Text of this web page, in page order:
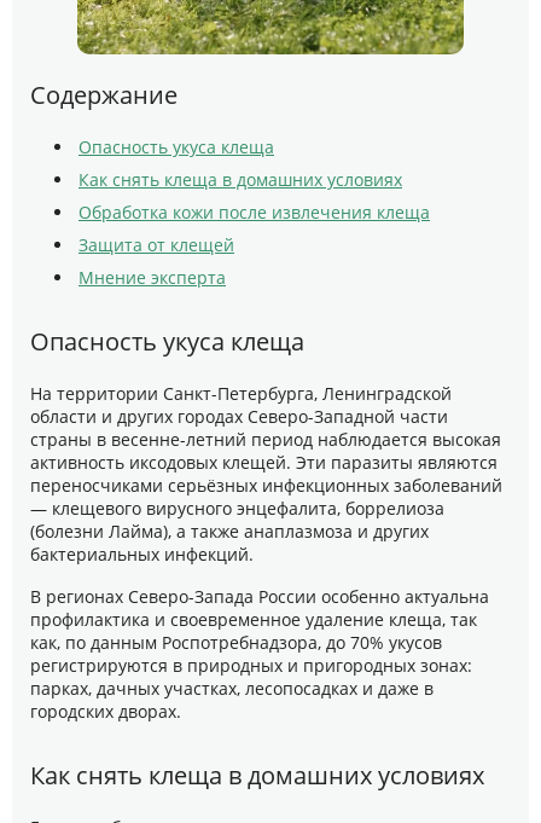
Содержание
Опасность укуса клеща
Как снять клеща в домашних условиях
Обработка кожи после извлечения клеща
Защита от клещей
Мнение эксперта
Опасность укуса клеща
На территории Санкт-Петербурга, Ленинградской
области и других городах Северо-Западной части
страны в весенне-летний период наблюдается высокая
активность иксодовых клещей. Эти паразиты являются
переносчиками серьёзных инфекционных заболеваний
— клещевого вирусного энцефалита, боррелиоза
(болезни Лайма), а также анаплазмоза и других
бактериальных инфекций.
В регионах Северо-Запада России особенно актуальна
профилактика и своевременное удаление клеща, так
как, по данным Роспотребнадзора, до 70% укусов
регистрируются в природных и пригородных зонах:
парках, дачных участках, лесопосадках и даже в
городских дворах.
Как снять клеща в домашних условиях